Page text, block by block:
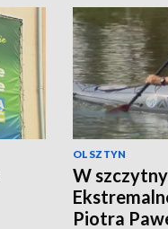
OLSZTYN
W
Piotra